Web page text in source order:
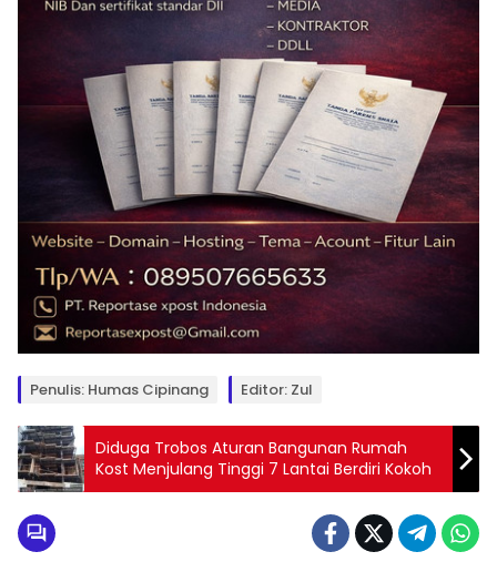
Penulis: Humas Cipinang Editor: Zul
Diduga Trobos Aturan Bangunan Rumah
Kost Menjulang Tinggi 7 Lantai Berdiri Kokoh